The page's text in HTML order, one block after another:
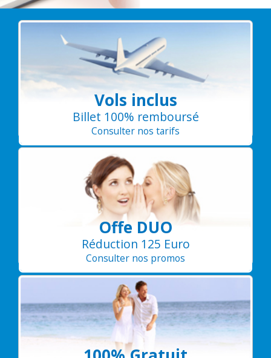
Vols inclus
Billet 100% remboursé
Consulter nos tarifs
Offe DUO
Réduction 125 Euro
Consulter nos promos